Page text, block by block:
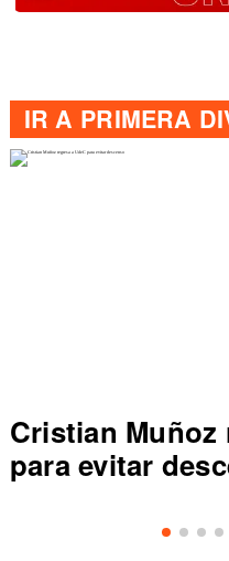
IR A PRIMERA
Colo Colo
de